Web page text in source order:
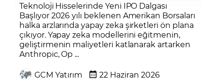
Teknoloji Hisselerinde Yeni IPO Dalgası
Başlıyor 2026 yılı beklenen Amerikan Borsaları
halka arzlarında yapay zeka şirketleri ön plana
çıkıyor. Yapay zeka modellerini eğitmenin,
geliştirmenin maliyetleri katlanarak artarken
Anthropic, Op ...
GCM Yatırım
22 Haziran 2026